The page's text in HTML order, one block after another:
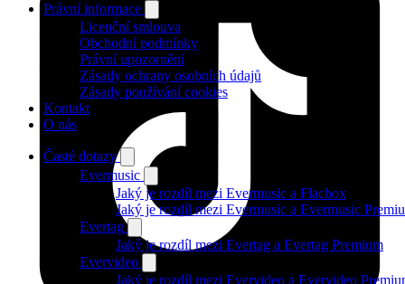
Právní informace
Licenční smlouva
Obchodní podmínky
Právní upozornění
Zásady ochrany osobních údajů
Zásady používání cookies
Kontakt
O nás
Časté dotazy
Evermusic
Jaký je rozdíl mezi Evermusic a Flacbox
Jaký je rozdíl mezi Evermusic a Evermusic
Evertag
Jaký je rozdíl mezi Evertag a Evertag Premium
Evervideo
Jaký je rozdíl mezi Evervideo a Evervideo